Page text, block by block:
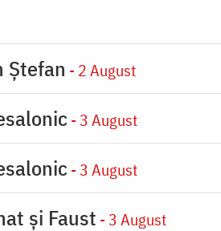
Ștefan - 2 August
- 3 August
- 3 August
şi Faust - 3 August